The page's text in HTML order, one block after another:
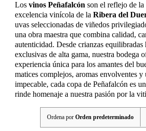
Los vinos Peñafalcón son el reflejo de
excelencia vinícola de la Ribera del
uvas seleccionadas de viñedos
una obra maestra que combina calidad,
autenticidad. Desde crianzas equilibradas
exclusivas de alta gama, nuestra bodega
experiencia única para los amantes del
matices complejos, aromas envolventes y
impecable, cada copa de Peñafalcón es
rinde homenaje a nuestra pasión por la
Ordena por Orden predeterminado